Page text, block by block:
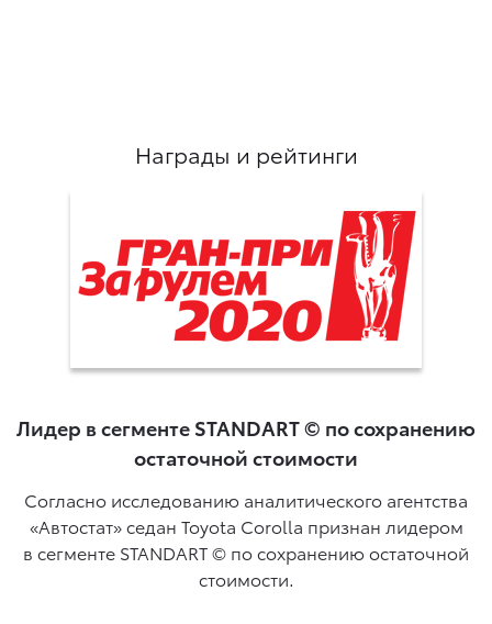
Награды и рейтинги
Лидер в сегменте STANDART © по сохранению
остаточной стоимости
Согласно исследованию аналитического агентства
«Автостат» седан Toyota Corolla признан лидером
в сегменте STANDART © по сохранению остаточной
стоимости.